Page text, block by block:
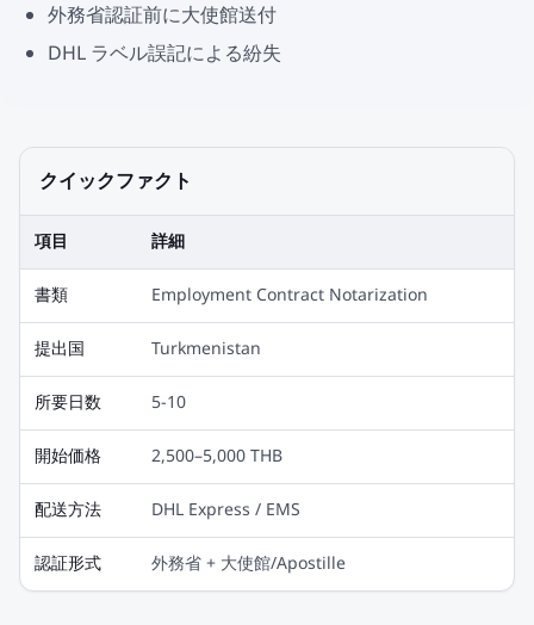
外務省認証前に大使館送付
DHL ラベル誤記による紛失
クイックファクト
項目 詳細
書類 Employment Contract Notarization
提出国 Turkmenistan
所要日数 5-10
開始価格 2,500–5,000 THB
配送方法 DHL Express / EMS
認証形式 外務省 + 大使館/Apostille